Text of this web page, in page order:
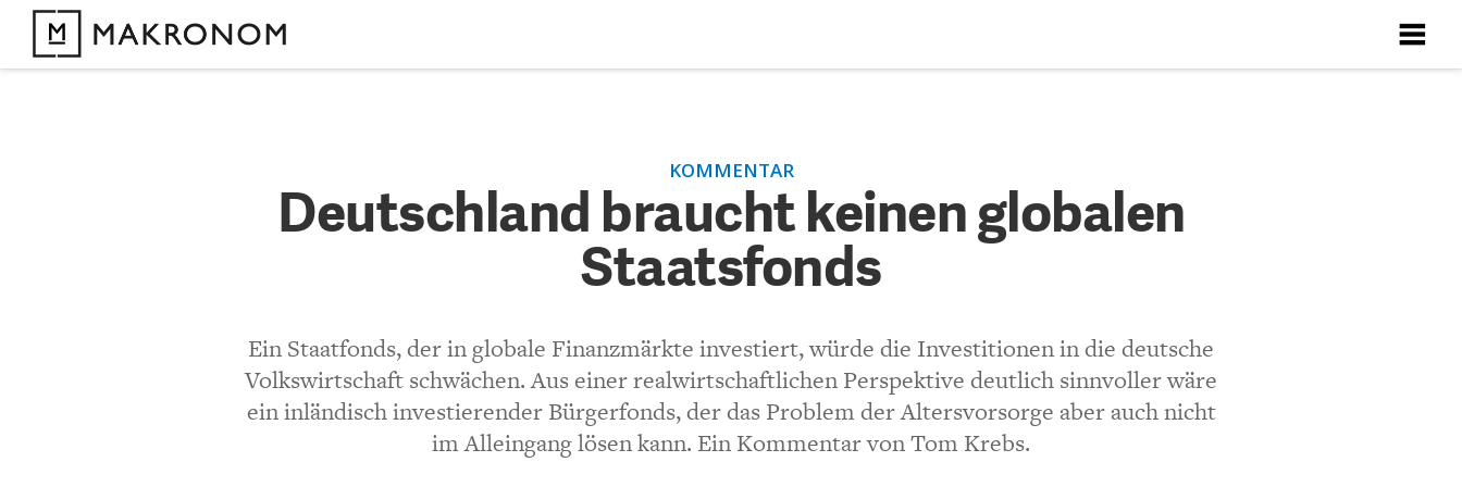
X
ARTIKEL
FEATURES
NEWSLETTER
ÜBER UNS
X
Unser kostenloser Newsletter informiert Sie über unsere neuesten
X
X
KOMMENTAR
Deutschland braucht keinen globalen
Staatsfonds
Ein Staatfonds, der in globale Finanzmärkte investiert, würde die Investitionen in die deutsche
Volkswirtschaft schwächen. Aus einer realwirtschaftlichen Perspektive deutlich sinnvoller wäre
ein inländisch investierender Bürgerfonds, der das Problem der Altersvorsorge aber auch nicht
im Alleingang lösen kann. Ein Kommentar von Tom Krebs.
X
Deutschland braucht keinen globalen
Staatsfonds
Sehr geehrter Tom Krebs:
Was Sie für Deutschland wollen, ist nichts anderes als Abenomics. Eigentlich sollte der Staat
Kindergärten, Schulen und Straßen vom normalen Steueraufkommen finanzieren können, wie das in der